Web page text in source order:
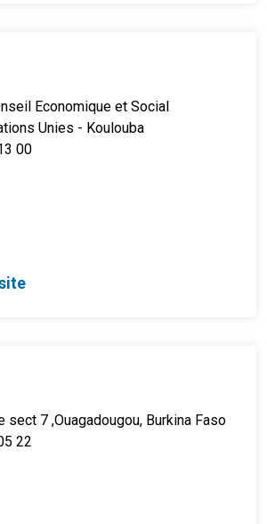
Economique et Social
Unies - Koulouba
00
sect 7 ,Ouagadougou, Burkina Faso
22